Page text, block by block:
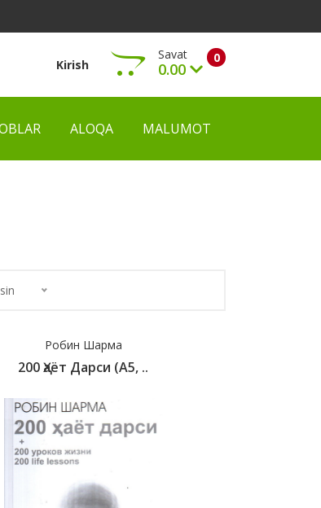
Kirish 0
Savat
0.00
Ko‘rish
ALOQA MALUMOT
Робин Шарма
200 Ҳаёт Дарси (А5, ..